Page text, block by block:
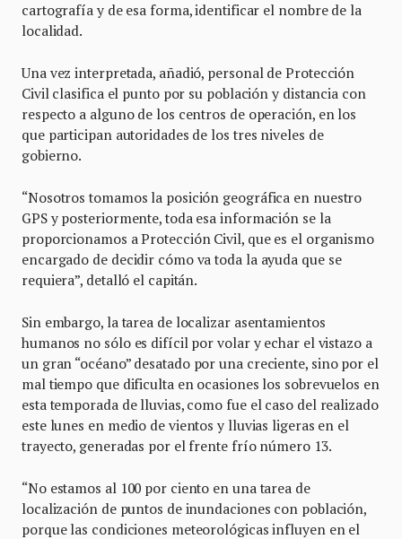
cartografía y de esa forma, identificar el nombre de la
localidad.
Una vez interpretada, añadió, personal de Protección
Civil clasifica el punto por su población y distancia con
respecto a alguno de los centros de operación, en los
que participan autoridades de los tres niveles de
gobierno.
“Nosotros tomamos la posición geográfica en nuestro
GPS y posteriormente, toda esa información se la
proporcionamos a Protección Civil, que es el organismo
encargado de decidir cómo va toda la ayuda que se
requiera”, detalló el capitán.
Sin embargo, la tarea de localizar asentamientos
humanos no sólo es difícil por volar y echar el vistazo a
un gran “océano” desatado por una creciente, sino por el
mal tiempo que dificulta en ocasiones los sobrevuelos en
esta temporada de lluvias, como fue el caso del realizado
este lunes en medio de vientos y lluvias ligeras en el
trayecto, generadas por el frente frío número 13.
“No estamos al 100 por ciento en una tarea de
localización de puntos de inundaciones con población,
porque las condiciones meteorológicas influyen en el